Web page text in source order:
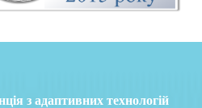
з адаптивних технологій